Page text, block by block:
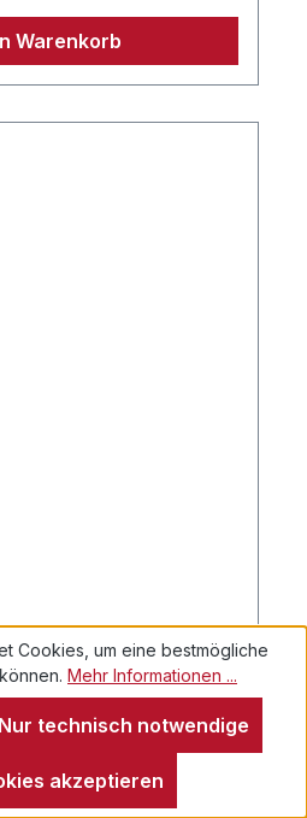
Warenkorb
Cookies, um eine bestmögliche
Mehr Informationen ...
Nur technisch notwendige
akzeptieren